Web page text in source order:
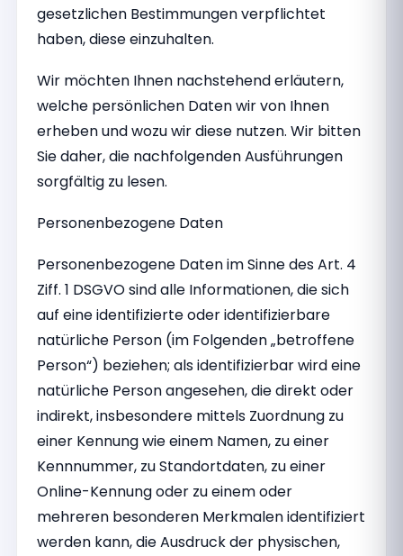
gesetzlichen Bestimmungen verpflichtet
haben, diese einzuhalten.
Wir möchten Ihnen nachstehend erläutern,
welche persönlichen Daten wir von Ihnen
erheben und wozu wir diese nutzen. Wir bitten
Sie daher, die nachfolgenden Ausführungen
sorgfältig zu lesen.
Personenbezogene Daten
Personenbezogene Daten im Sinne des Art. 4
Ziff. 1 DSGVO sind alle Informationen, die sich
auf eine identifizierte oder identifizierbare
natürliche Person (im Folgenden „betroffene
Person“) beziehen; als identifizierbar wird eine
natürliche Person angesehen, die direkt oder
indirekt, insbesondere mittels Zuordnung zu
einer Kennung wie einem Namen, zu einer
Kennnummer, zu Standortdaten, zu einer
Online-Kennung oder zu einem oder
mehreren besonderen Merkmalen identifiziert
werden kann, die Ausdruck der physischen,